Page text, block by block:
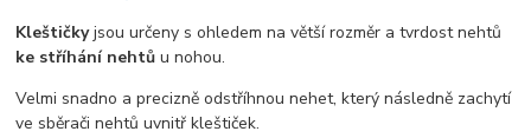
Kleštičkyjsou určeny s ohledem na větší rozměr a tvrdost nehtů
ke stříhání nehtů u nohou.
Velmi snadno a precizně odstříhnou nehet, který následně zachytí
ve sběrači nehtů uvnitř kleštiček.